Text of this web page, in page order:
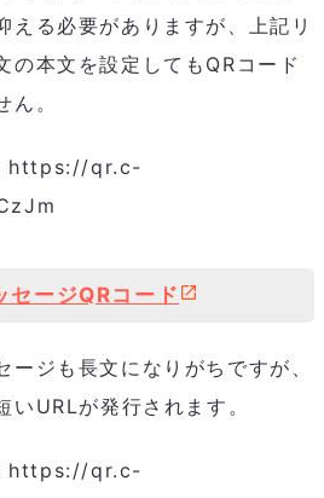
える必要がありますが、上記リ
の本文を設定してもQRコード
。
: https://qr.c-
セージQRコード
ージも長文になりがちですが、
いURLが発行されます。
: https://qr.c-